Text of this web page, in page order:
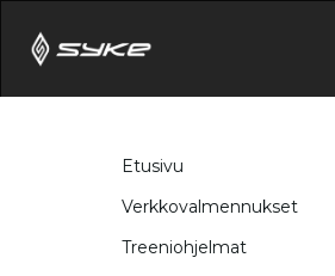
Etusivu
Verkkovalmennukset
Treeniohjelmat